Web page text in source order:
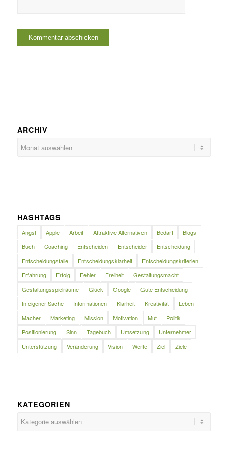
ARCHIV
HASHTAGS
Angst Apple Arbeit Attraktive Alternativen Bedarf
Blogs
Buch
Coaching Entscheiden Entscheider
Entscheidung
Entscheidungsfalle
Entscheidungsklarheit
Entscheidungskriterien
Erfahrung
Erfolg Fehler Freiheit
Gestaltungsmacht
Gestaltungsspielräume
Glück Google
Gute Entscheidung
In eigener Sache
Informationen Klarheit Kreativität
Leben
Macher
Marketing Mission Motivation Mut
Politik
Positionierung
Sinn Tagebuch Umsetzung
Unternehmer
Unterstützung
Veränderung Vision Werte Ziel Ziele
KATEGORIEN